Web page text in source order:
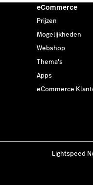
eCommerce
Prijzen
Mogelijkheden
Webshop
Thema's
Apps
eCommerce
Lightspeed